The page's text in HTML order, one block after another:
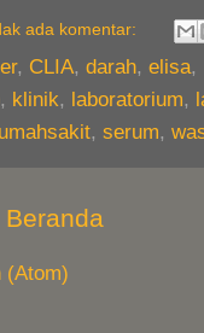
ada komentar:
, CLIA, darah, elisa,
, klinik, laboratorium,
, serum,
Beranda
(Atom)